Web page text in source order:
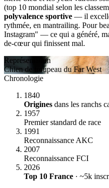
(top 10 mondial selon les
polyvalence sportive — il
rythmée, en mantrailing. Pour
Instagram" — ce qui a généré,
de-cœur qui finissent mal.
Représentation
Chien de troupeau du Far West
Chronologie
1840
Origines dans les ranchs
1957
Premier standard de race
1991
Reconnaissance AKC
2007
Reconnaissance FCI
2026
Top 10 France · ~5k